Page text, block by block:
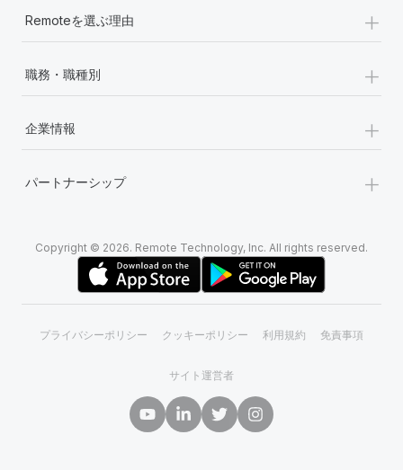
Remoteを選ぶ理由 +
職務・職種別 +
企業情報 +
パートナーシップ +
Copyright © 2026. Remote Technology, Inc. All rights reserved.
プライバシーポリシー クッキーポリシー 利用規約 免責事項
サイト運営者